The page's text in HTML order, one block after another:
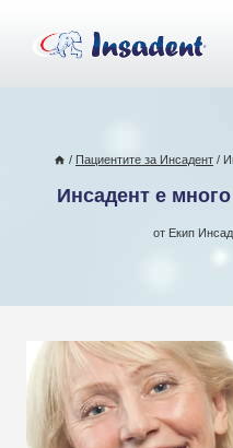
съдържанието
/ Пациентите за Инсадент /
Инсадент е
от Екип